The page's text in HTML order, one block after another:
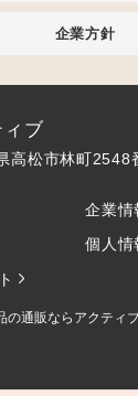
企業方針
ブ
高松市林町2548
企業情
個人情
の通販ならアクティ